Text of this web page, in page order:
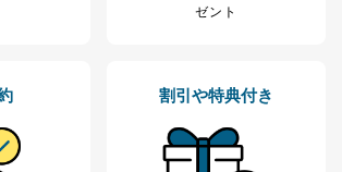
向上または児童の健全な育成の推進のため
ある場合。
しくは地方公共団体またはその委託を受け
ゼント
割引や特典付き